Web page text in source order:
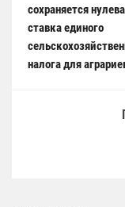
сохраняется
ставка единого
налога для